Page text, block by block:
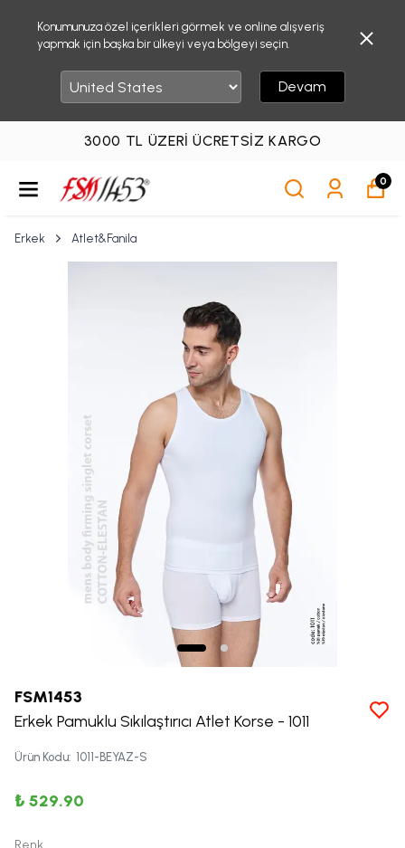
Konumunuza özel içerikleri görmek ve online alışveriş
yapmak için başka bir ülkeyi veya bölgeyi seçin.
Devam
3000 TL ÜZERI ÜCRETSIZ KARGO
0
Erkek Atlet&Fanila
FSM1453
Erkek Pamuklu Sıkılaştırıcı Atlet Korse - 1011
Ürün Kodu: 1011-BEYAZ-S
₺ 529.90
Renk